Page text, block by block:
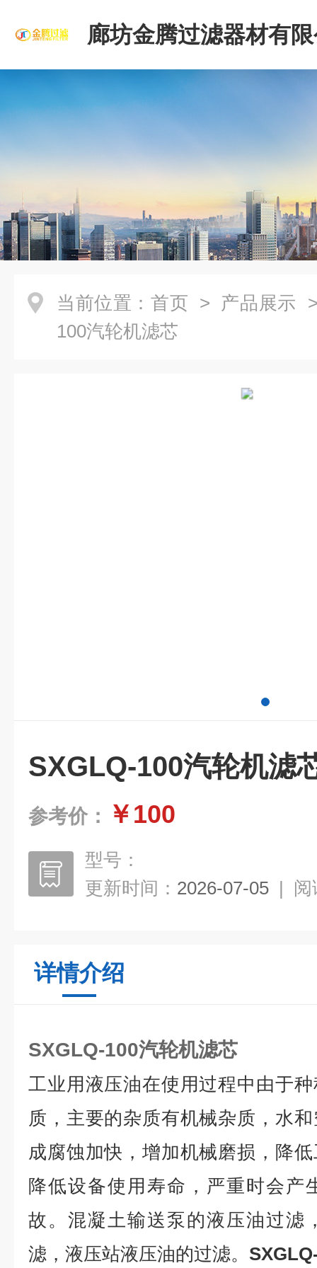
廊坊金腾过滤器材有
当前位置： 首页 > 产品展示
100汽轮机滤芯
SXGLQ-100汽轮机滤
参考价： ￥100
型号：
更新时间： 2026-07-05 | 阅
详情介绍
SXGLQ-100汽轮机滤芯
工业用液压油在使用过程中由于
质，主要的杂质有机械杂质，水
成腐蚀加快，增加机械磨损，降
降低设备使用寿命，严重时会产
故。混凝土输送泵的液压油过滤
滤，液压站液压油的过滤。